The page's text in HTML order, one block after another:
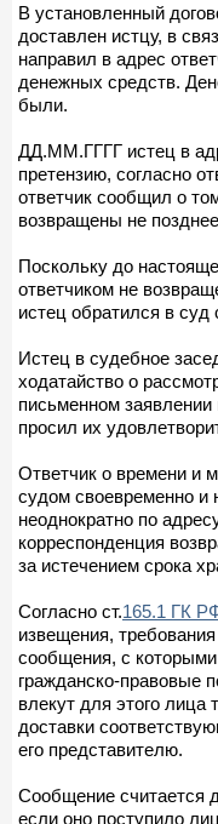
В установленный
доставлен истцу, в
направил в адрес
денежных средств.
были.
ДД.ММ.ГГГГ истец в
претензию, согласно
ответчик сообщил о
возвращены не
Поскольку до
ответчиком не
истец обратился в
Истец в судебное
ходатайство о
письменном
просил их
Ответчик о времени и
судом своевременно
неоднократно по
корреспонденция
за истечением срока
Согласно ст.165.1 ГК
извещения,
сообщения, с
гражданско-правовые
влекут для этого лица
доставки
его представителю.
Сообщение считается
если оно поступило